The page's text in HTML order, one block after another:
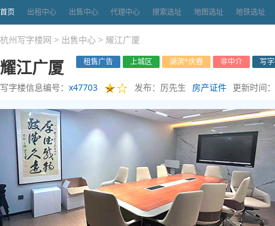
首页 出租中心 出售中心 代理中心 搜索选址 地图选址 地铁选址
杭州写字楼网 > 出售中心 > 耀江广厦
耀江广厦 租售广告 上城区 湖滨*庆春 非中介 写
写字楼信息编号： x47703 发布：厉先生 房产证件 更新时间